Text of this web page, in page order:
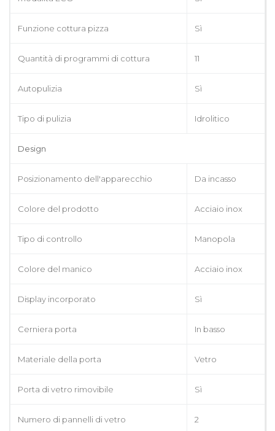
Funzione cottura pizza Sì
Quantità di programmi di cottura 11
Autopulizia Sì
Tipo di pulizia Idrolitico
Design
Posizionamento dell'apparecchio Da incasso
Colore del prodotto Acciaio inox
Tipo di controllo Manopola
Colore del manico Acciaio inox
Display incorporato Sì
Cerniera porta In basso
Materiale della porta Vetro
Porta di vetro rimovibile Sì
Numero di pannelli di vetro 2